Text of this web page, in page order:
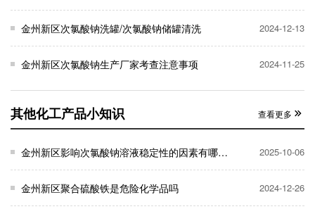
金州新区次氯酸钠洗罐/次氯酸钠储罐清洗 2024-12-13
金州新区次氯酸钠生产厂家考查注意事项 2024-11-25
其他化工产品小知识 查看更多
金州新区影响次氯酸钠溶液稳定性的因素有哪些？ 2025-10-06
金州新区聚合硫酸铁是危险化学品吗 2024-12-26